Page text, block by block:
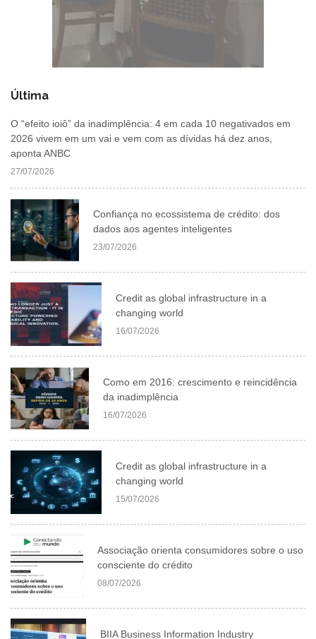
Última
O “efeito ioiô” da inadimplência: 4 em cada 10 negativados em
2026 vivem em um vai e vem com as dívidas há dez anos,
aponta ANBC
27/07/2026
Confiança no ecossistema de crédito: dos
dados aos agentes inteligentes
23/07/2026
Credit as global infrastructure in a
changing world
16/07/2026
Como em 2016: crescimento e reincidência
da inadimplência
16/07/2026
Credit as global infrastructure in a
changing world
15/07/2026
Associação orienta consumidores sobre o uso
consciente do crédito
08/07/2026
BIIA Business Information Industry